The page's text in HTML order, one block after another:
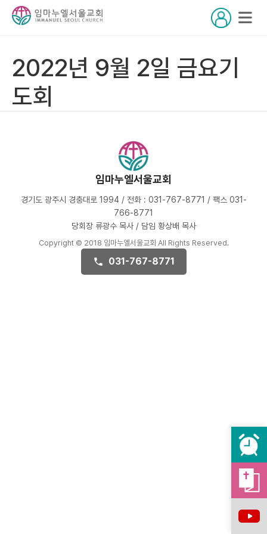
2022년 9월 2일 금요기
도회
임마누엘서울교회
경기도 광주시 경충대로 1994 / 전화 : 031-767-8771 / 팩스 031-
766-8771
당회장 류광수 목사 / 담임 황상배 목사
Copyright © 2018 임마누엘서울교회 All Rights Reserved.
031-767-8771